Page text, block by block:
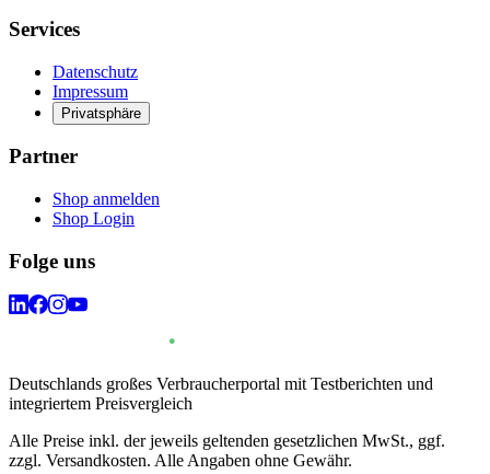
Services
Datenschutz
Impressum
Privatsphäre
Partner
Shop anmelden
Shop Login
Folge uns
Deutschlands großes Verbraucherportal mit Testberichten und
integriertem Preisvergleich
Alle Preise inkl. der jeweils geltenden gesetzlichen MwSt., ggf.
zzgl. Versandkosten. Alle Angaben ohne Gewähr.